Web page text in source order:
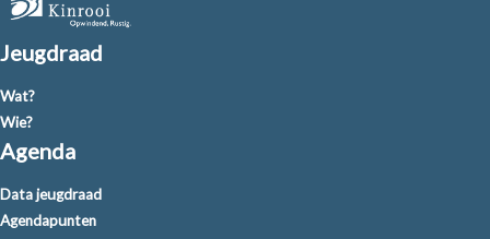
Jeugdraad
Wat?
Wie?
Agenda
Data jeugdraad
Agendapunten